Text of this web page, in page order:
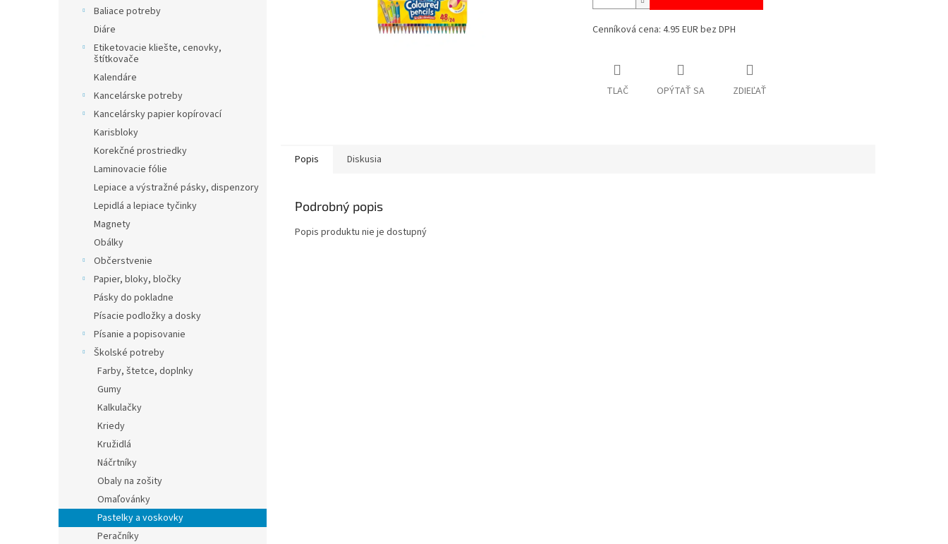
Baliace potreby
Diáre
Etiketovacie kliešte, cenovky,
štítkovače
Kalendáre
Kancelárske potreby
Kancelársky papier kopírovací
Karisbloky
Korekčné prostriedky
Laminovacie fólie
Lepiace a výstražné pásky, dispenzory
Lepidlá a lepiace tyčinky
Magnety
Obálky
Občerstvenie
Papier, bloky, bločky
Pásky do pokladne
Písacie podložky a dosky
Písanie a popisovanie
Školské potreby
Farby, štetce, doplnky
Gumy
Kalkulačky
Kriedy
Kružidlá
Náčrtníky
Obaly na zošity
Omaľovánky
Pastelky a voskovky
Peračníky
Cenníková cena: 4.95 EUR bez DPH
TLAČ OPÝTAŤ SA ZDIEĽAŤ
Popis Diskusia
Podrobný popis
Popis produktu nie je dostupný